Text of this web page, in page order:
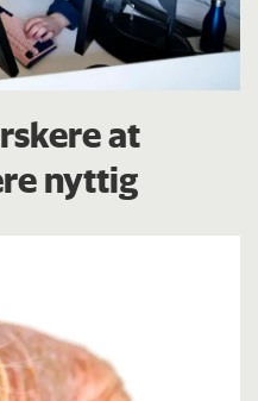
at
nyttig